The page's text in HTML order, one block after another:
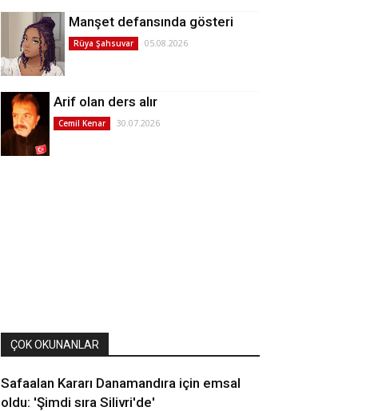
Manşet defansında gösteri
Rüya Şahsuvar 05.08.2026
Arif olan ders alır
Cemil Kenar 30.07.2026
ÇOK OKUNANLAR
Safaalan Kararı Danamandıra için emsal
oldu: 'Şimdi sıra Silivri'de'